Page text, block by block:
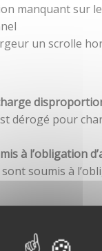
manquant sur
un scrolle
dérogé pour
à l’obligation
soumis à